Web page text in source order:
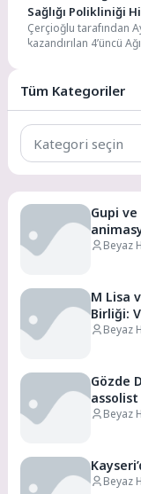
Sağlığı Polikliniği
Başladı
Çerçioğlu tarafından
kazandırılan 4’üncü
Nazilli,...
Tüm Kategoriler
Tüm
Kategoriler
Gupi
Beyaz
M Lisa
Birliği:
Beyaz
Gözde
assolist
Beyaz
Beyaz